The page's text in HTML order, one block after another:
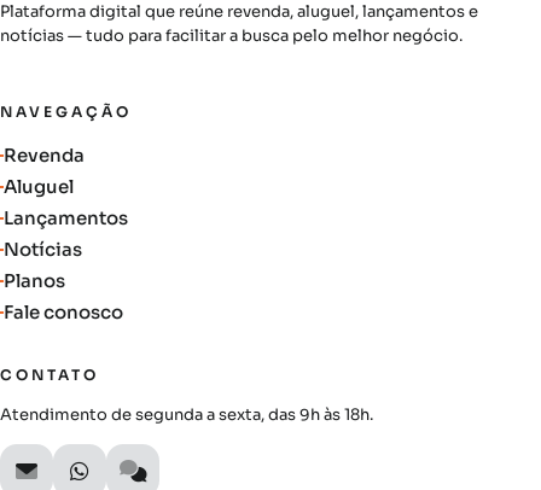
Plataforma digital que reúne revenda, aluguel, lançamentos e
notícias — tudo para facilitar a busca pelo melhor negócio.
NAVEGAÇÃO
Revenda
Aluguel
Lançamentos
Notícias
Planos
Fale conosco
CONTATO
Atendimento de segunda a sexta, das 9h às 18h.